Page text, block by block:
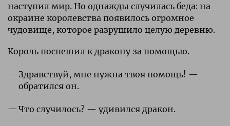
наступил мир. Но однажды случилась беда: на
окраине королевства появилось огромное
чудовище, которое разрушило целую деревню.
Король поспешил к дракону за помощью.
Здравствуй, мне нужна твоя помощь! —
обратился он.
Что случилось? — удивился дракон.